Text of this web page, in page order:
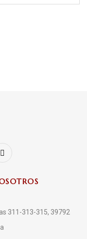
311-313-315, 39792